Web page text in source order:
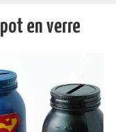
en verre